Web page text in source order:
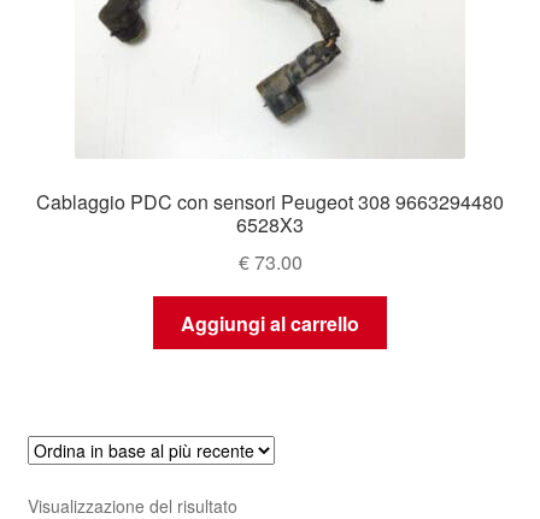
Cablaggio PDC con sensori Peugeot 308 9663294480
6528X3
€73.00
Aggiungi al carrello
Visualizzazione del risultato